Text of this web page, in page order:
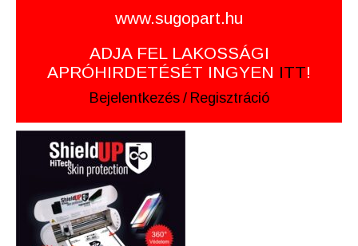
www.sugopart.hu
ADJA FEL LAKOSSÁGI
APRÓHIRDETÉSÉT INGYEN ITT!
Bejelentkezés / Regisztráció